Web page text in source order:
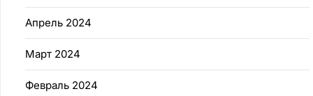
Апрель 2024
Март 2024
Февраль 2024